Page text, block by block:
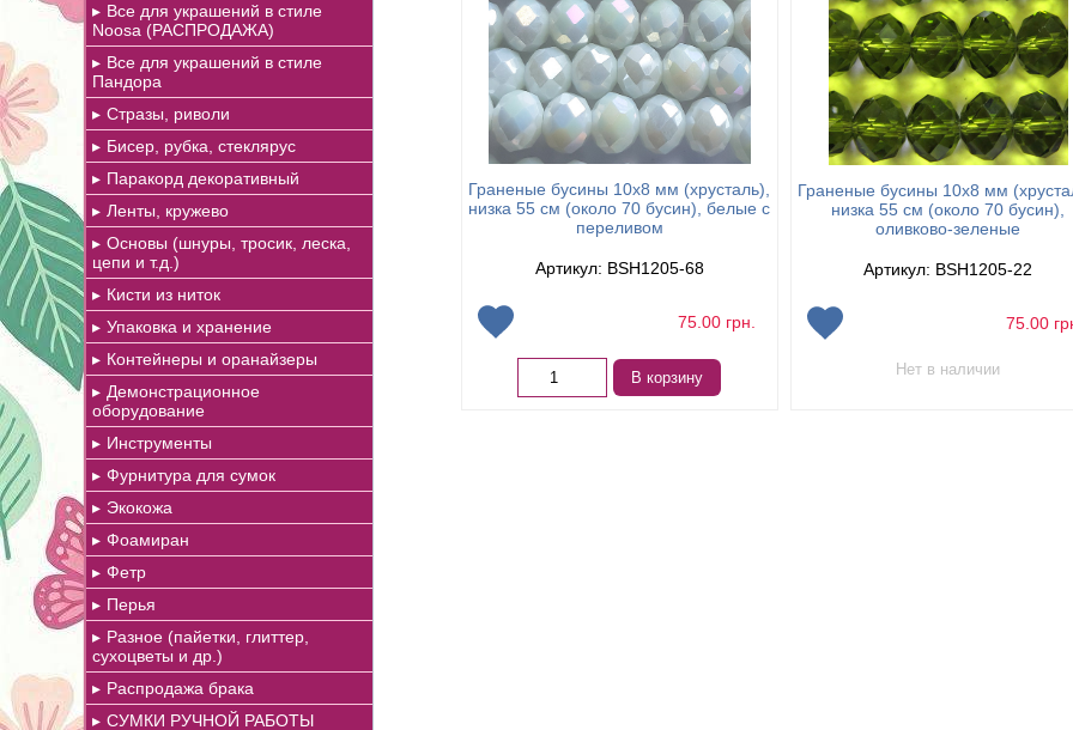
Все для украшений в стиле
Noosa (РАСПРОДАЖА)
Все для украшений в стиле
Пандора
Стразы, риволи
Бисер, рубка, стеклярус
Паракорд декоративный
Ленты, кружево
Основы (шнуры, тросик, леска,
цепи и т.д.)
Кисти из ниток
Упаковка и хранение
Контейнеры и оранайзеры
Демонстрационное
оборудование
Инструменты
Фурнитура для сумок
Экокожа
Фоамиран
Фетр
Перья
Разное (пайетки, глиттер,
сухоцветы и др.)
Распродажа брака
СУМКИ РУЧНОЙ РАБОТЫ
Граненые бусины 10х8 мм (хрусталь),
низка 55 см (около 70 бусин), белые с
переливом
Артикул: BSH1205-68
75.00 грн.
В корзину
Граненые бусины 10х8 мм
низка 55 см (около 70 бусин),
оливково-зеленые
Артикул: BSH1205-22
75.00
Нет в наличии